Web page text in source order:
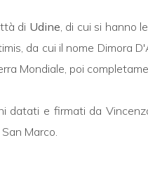
di Udine, di cui si hanno
da cui il nome Dimora
Mondiale, poi
datati e firmati da
Marco.